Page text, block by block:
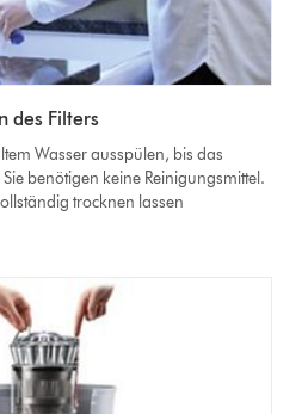
des Filters
Wasser ausspülen, bis das
benötigen keine Reinigungsmittel.
trocknen lassen